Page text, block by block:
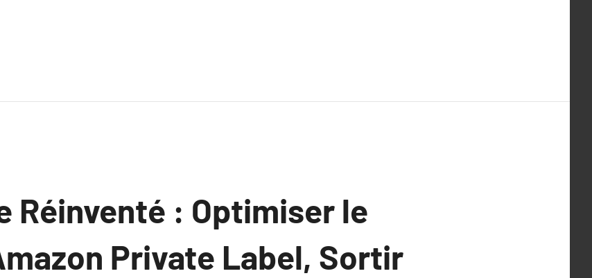
Réinventé : Optimiser le
Private Label, Sortir